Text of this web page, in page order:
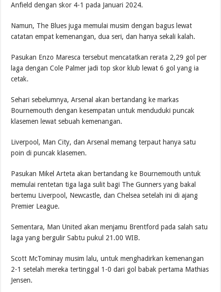
Anfield dengan skor 4-1 pada Januari 2024.
Namun, The Blues juga memulai musim dengan bagus lewat
catatan empat kemenangan, dua seri, dan hanya sekali kalah.
Pasukan Enzo Maresca tersebut mencatatkan rerata 2,29 gol per
laga dengan Cole Palmer jadi top skor klub lewat 6 gol yang ia
cetak.
Sehari sebelumnya, Arsenal akan bertandang ke markas
Bournemouth dengan kesempatan untuk menduduki puncak
klasemen lewat sebuah kemenangan.
Liverpool, Man City, dan Arsenal memang terpaut hanya satu
poin di puncak klasemen.
Pasukan Mikel Arteta akan bertandang ke Bournemouth untuk
memulai rentetan tiga laga sulit bagi The Gunners yang bakal
bertemu Liverpool, Newcastle, dan Chelsea setelah ini di ajang
Premier League.
Sementara, Man United akan menjamu Brentford pada salah satu
laga yang bergulir Sabtu pukul 21.00 WIB.
Scott McTominay musim lalu, untuk menghadirkan kemenangan
2-1 setelah mereka tertinggal 1-0 dari gol babak pertama Mathias
Jensen.